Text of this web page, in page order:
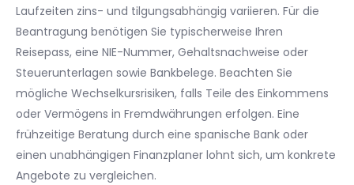
Laufzeiten zins- und tilgungsabhängig variieren. Für die
Beantragung benötigen Sie typischerweise Ihren
Reisepass, eine NIE-Nummer, Gehaltsnachweise oder
Steuerunterlagen sowie Bankbelege. Beachten Sie
mögliche Wechselkursrisiken, falls Teile des Einkommens
oder Vermögens in Fremdwährungen erfolgen. Eine
frühzeitige Beratung durch eine spanische Bank oder
einen unabhängigen Finanzplaner lohnt sich, um konkrete
Angebote zu vergleichen.